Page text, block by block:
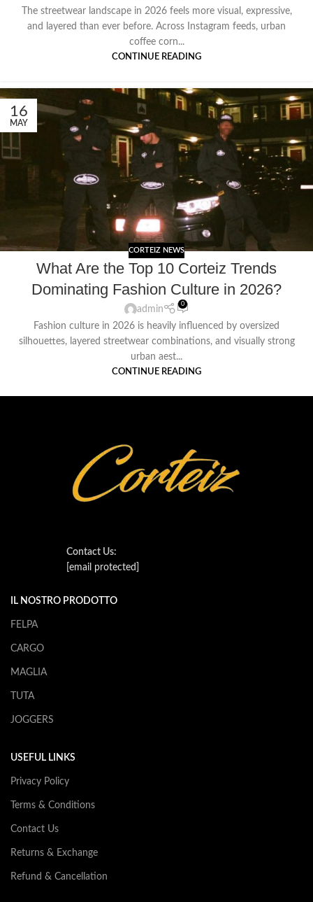
The streetwear landscape in 2026 feels more visual, expressive,
and layered than ever before. Across Instagram feeds, urban
coffee corn...
CONTINUE READING
16
MAY
CORTEIZ NEWS
What Are the Top 10 Corteiz Trends
Dominating Fashion Culture in 2026?
admin
0
Fashion culture in 2026 is heavily influenced by oversized
silhouettes, layered streetwear combinations, and visually strong
urban aest...
CONTINUE READING
Contact Us:
[email protected]
IL NOSTRO PRODOTTO
FELPA
CARGO
MAGLIA
TUTA
JOGGERS
USEFUL LINKS
Privacy Policy
Terms & Conditions
Contact Us
Returns & Exchange
Refund & Cancellation